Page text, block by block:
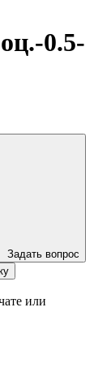
0.5-
Задать вопрос
или